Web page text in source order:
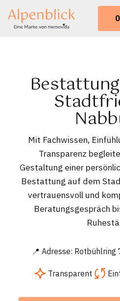
Mit Fachwissen,
Transparenz
Gestaltung einer
Bestattung auf dem
vertrauensvoll und
Beratungsgespräch
📍 Adresse:
Transparent